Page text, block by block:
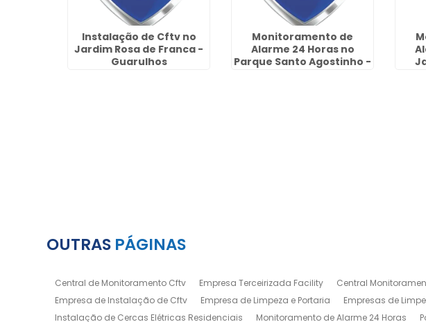
Instalação de Cftv no
Jardim Rosa de Franca -
Guarulhos
Monitoramento de
Alarme 24 Horas no
Parque Santo Agostinho -
OUTRAS PÁGINAS
Central de Monitoramento Cftv Empresa Terceirizada Facility Central
Empresa de Instalação de Cftv
Empresa de Limpeza e Portaria Empresas de
Instalação de Cercas Elétricas Residenciais
Monitoramento de Alarme 24 Horas